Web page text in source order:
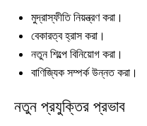
মুদ্রাস্ফীতি নিয়ন্ত্রণ করা।
বেকারত্ব হ্রাস করা।
নতুন শিল্পে বিনিয়োগ করা।
বাণিজ্যিক সম্পর্ক উন্নত করা।
নতুন প্রযুক্তির প্রভাব